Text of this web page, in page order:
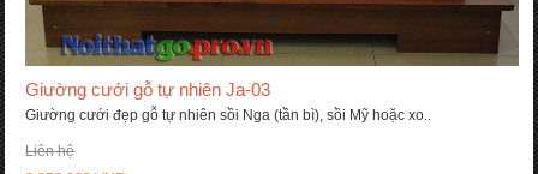
Giường cưới gỗ tự nhiên Ja-03
Giường cưới đẹp gỗ tự nhiên sồi Nga (tần bì), sồi Mỹ hoặc xo..
Liên hệ